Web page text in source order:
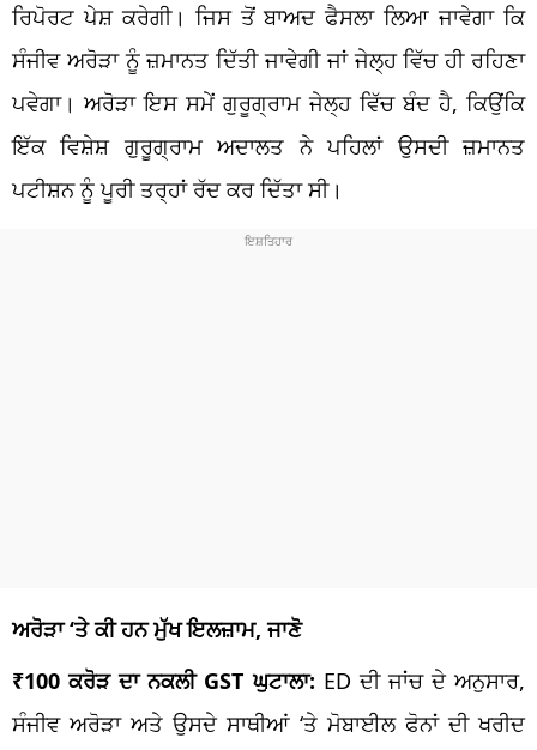
ਰਿਪੋਰਟ ਪੇਸ਼ ਕਰੇਗੀ। ਜਿਸ ਤੋਂ ਬਾਅਦ ਫੈਸਲਾ ਲਿਆ ਜਾਵੇਗਾ ਕਿ
ਸੰਜੀਵ ਅਰੋੜਾ ਨੂੰ ਜ਼ਮਾਨਤ ਦਿੱਤੀ ਜਾਵੇਗੀ ਜਾਂ ਜੇਲ੍ਹ ਵਿੱਚ ਹੀ ਰਹਿਣਾ
ਪਵੇਗਾ। ਅਰੋੜਾ ਇਸ ਸਮੇਂ ਗੁਰੂਗ੍ਰਾਮ ਜੇਲ੍ਹ ਵਿੱਚ ਬੰਦ ਹੈ, ਕਿਉਂਕਿ
ਇੱਕ ਵਿਸ਼ੇਸ਼ ਗੁਰੂਗ੍ਰਾਮ ਅਦਾਲਤ ਨੇ ਪਹਿਲਾਂ ਉਸਦੀ ਜ਼ਮਾਨਤ
ਪਟੀਸ਼ਨ ਨੂੰ ਪੂਰੀ ਤਰ੍ਹਾਂ ਰੱਦ ਕਰ ਦਿੱਤਾ ਸੀ।
ਅਰੋੜਾ ‘ਤੇ ਕੀ ਹਨ ਮੁੱਖ ਇਲਜ਼ਾਮ, ਜਾਣੋ
₹100 ਕਰੋੜ ਦਾ ਨਕਲੀ GST ਘੁਟਾਲਾ: ED ਦੀ ਜਾਂਚ ਦੇ ਅਨੁਸਾਰ,
ਸੰਜੀਵ ਅਰੋੜਾ ਅਤੇ ਉਸਦੇ ਸਾਥੀਆਂ ‘ਤੇ ਮੋਬਾਈਲ ਫੋਨਾਂ ਦੀ ਖਰੀਦ